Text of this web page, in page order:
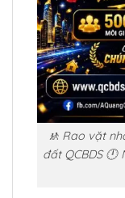
🚸 Rao vặt
đất QCBDS